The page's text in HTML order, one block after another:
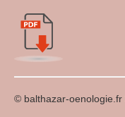
© balthazar-oenologie.fr